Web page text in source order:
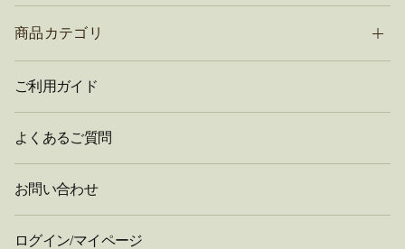
商品カテゴリ
ご利用ガイド
よくあるご質問
お問い合わせ
ログイン/マイページ